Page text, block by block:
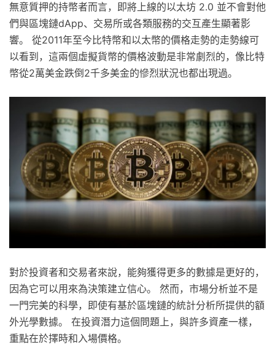
無意質押的持幣者而言，即將上線的以太坊 2.0 並不會對他
們與區塊鏈dApp、交易所或各類服務的交互產生顯著影
響。 從2011年至今比特幣和以太幣的價格走勢的走勢線可
以看到，這兩個虛擬貨幣的價格波動是非常劇烈的，像比特
幣從2萬美金跌倒2千多美金的慘烈狀況也都出現過。
對於投資者和交易者來說，能夠獲得更多的數據是更好的，
因為它可以用來為決策建立信心。 然而，市場分析並不是
一門完美的科學，即使有基於區塊鏈的統計分析所提供的額
外光學數據。 在投資潛力這個問題上，與許多資產一樣，
重點在於擇時和入場價格。